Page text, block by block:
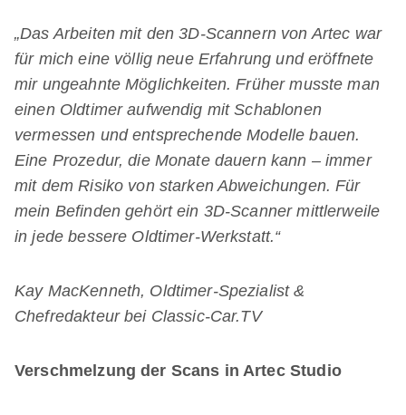
„Das Arbeiten mit den 3D-Scannern von Artec war
für mich eine völlig neue Erfahrung und eröffnete
mir ungeahnte Möglichkeiten. Früher musste man
einen Oldtimer aufwendig mit Schablonen
vermessen und entsprechende Modelle bauen.
Eine Prozedur, die Monate dauern kann – immer
mit dem Risiko von starken Abweichungen. Für
mein Befinden gehört ein 3D-Scanner mittlerweile
in jede bessere Oldtimer-Werkstatt.“
Kay MacKenneth, Oldtimer-Spezialist &
Chefredakteur bei Classic-Car.TV
Verschmelzung der Scans in Artec Studio